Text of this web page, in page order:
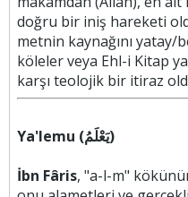
doğru bir iniş hareketi
metnin kaynağını yatay/
köleler veya Ehl-i Kitap
karşı teolojik bir itiraz
Ya'lemu (يَعْلَمُ)
İbn Fâris, "a-l-m"